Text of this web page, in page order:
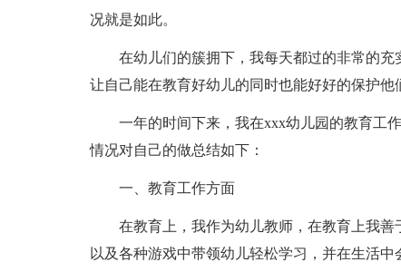
况就是如此。
在幼儿们的簇拥下，我每天都过的非常的充
让自己能在教育好幼儿的同时也能好好的保护他
一年的时间下来，我在xxx幼儿园的教育工
情况对自己的做总结如下：
一、教育工作方面
在教育上，我作为幼儿教师，在教育上我
以及各种游戏中带领幼儿轻松学习，并在生活